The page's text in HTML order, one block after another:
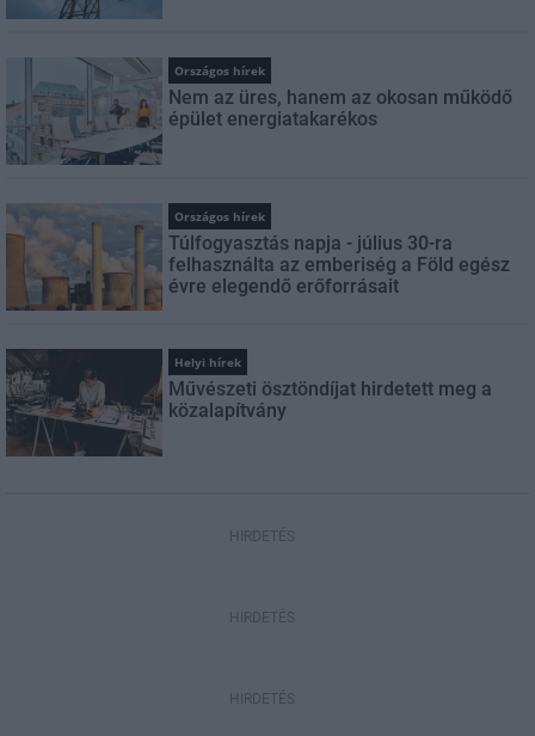
Országos hírek
Nem az üres, hanem az okosan működő
épület energiatakarékos
Országos hírek
Túlfogyasztás napja - július 30-ra
felhasználta az emberiség a Föld egész
évre elegendő erőforrásait
Helyi hírek
Művészeti ösztöndíjat hirdetett meg a
közalapítvány
HIRDETÉS
HIRDETÉS
HIRDETÉS